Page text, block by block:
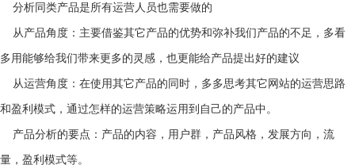
分析同类产品是所有运营人员也需要做的
从产品角度：主要借鉴其它产品的优势和弥补我们产品的不足，多看
多用能够给我们带来更多的灵感，也更能给产品提出好的建议
从运营角度：在使用其它产品的同时，多多思考其它网站的运营思路
和盈利模式，通过怎样的运营策略运用到自己的产品中。
产品分析的要点：产品的内容，用户群，产品风格，发展方向，流
量，盈利模式等。